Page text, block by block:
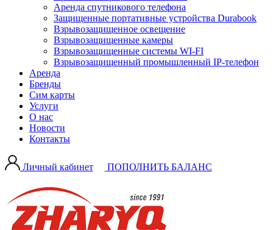
Аренда спутникового телефона
Защищенные портативные устройства Durabook
Взрывозащищенное освещение
Взрывозащищенные камеры
Взрывозащищенные системы WI-FI
Взрывозащищенный промышленный IP-телефон
Аренда
Бренды
Сим карты
Услуги
О нас
Новости
Контакты
Личный кабинет ПОПОЛНИТЬ БАЛАНС